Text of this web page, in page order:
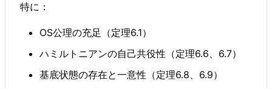
特に：
OS公理の充足（定理6.1）
ハミルトニアンの自己共役性（定理6.6、6.7）
基底状態の存在と一意性（定理6.8、6.9）